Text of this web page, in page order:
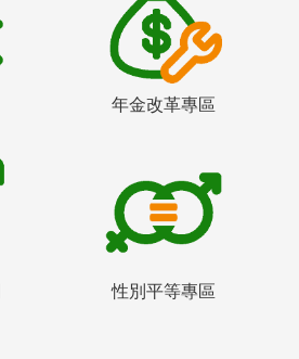
年金改革專區
性別平等專區